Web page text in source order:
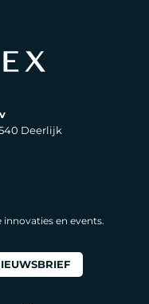
Deerlijk
en events.